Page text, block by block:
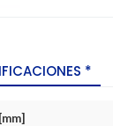
*